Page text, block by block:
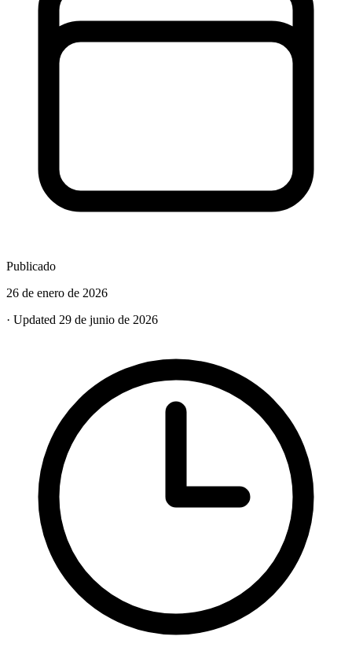
Publicado
26 de enero de 2026
· Updated 29 de junio de 2026